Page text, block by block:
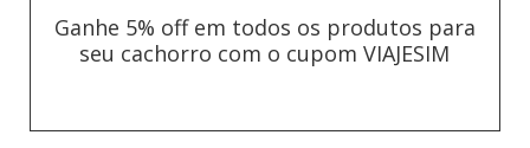
Ganhe 5% off em todos os produtos para
seu cachorro com o cupom VIAJESIM